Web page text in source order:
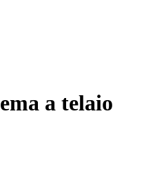
a telaio